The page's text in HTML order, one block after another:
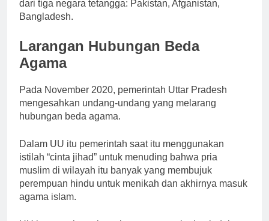
dari tiga negara tetangga: Pakistan, Afganistan,
Bangladesh.
Larangan Hubungan Beda
Agama
Pada November 2020, pemerintah Uttar Pradesh
mengesahkan undang-undang yang melarang
hubungan beda agama.
Dalam UU itu pemerintah saat itu menggunakan
istilah “cinta jihad” untuk menuding bahwa pria
muslim di wilayah itu banyak yang membujuk
perempuan hindu untuk menikah dan akhirnya masuk
agama islam.